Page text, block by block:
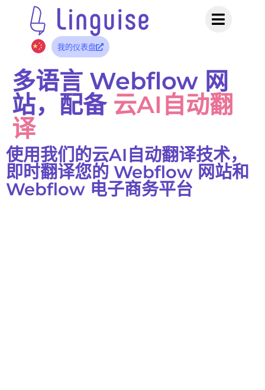
我的仪表盘
多语言 Webflow 网
站，配备 云AI自动翻
译
使用我们的云AI自动翻译技术，
即时翻译您的 Webflow 网站和
Webflow 电子商务平台